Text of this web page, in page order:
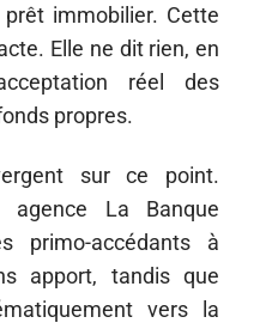
immobilier. Cette
Elle ne dit rien, en
réel des
propres.
sur ce point.
agence La Banque
primo-accédants à
apport, tandis que
vers la